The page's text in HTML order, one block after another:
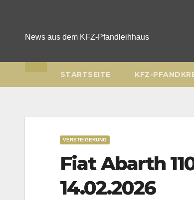
News aus dem KFZ-Pfandleihhaus
STARTSEITE KFZ-
VERSTEIGERUNG
Fiat Abarth
14.02.2026